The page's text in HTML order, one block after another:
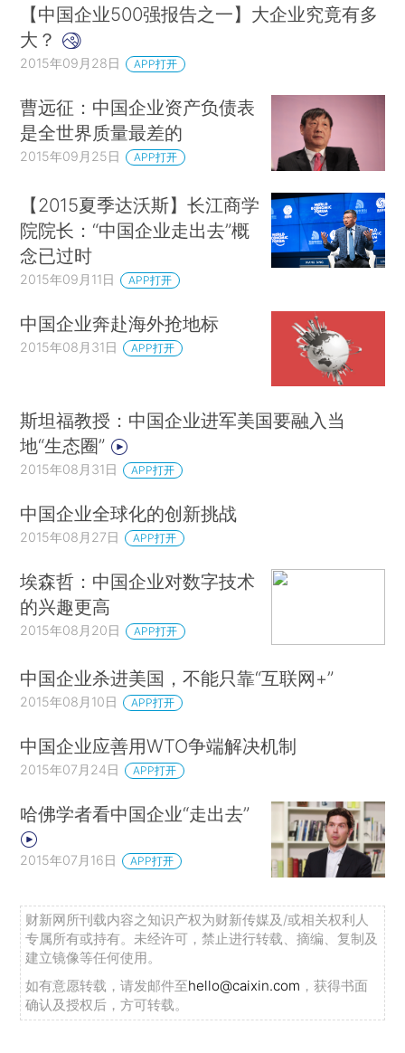
【中国企业500强报告之一】大企业究竟有多
大？
2015年09月28日 APP打开
曹远征：中国企业资产负债表
是全世界质量最差的
2015年09月25日 APP打开
【2015夏季达沃斯】长江商学
院院长：“中国企业走出去”概
念已过时
2015年09月11日 APP打开
中国企业奔赴海外抢地标
2015年08月31日 APP打开
斯坦福教授：中国企业进军美国要融入当
地“生态圈”
2015年08月31日 APP打开
中国企业全球化的创新挑战
2015年08月27日 APP打开
埃森哲：中国企业对数字技术
的兴趣更高
2015年08月20日 APP打开
中国企业杀进美国，不能只靠“互联网+”
2015年08月10日 APP打开
中国企业应善用WTO争端解决机制
2015年07月24日 APP打开
哈佛学者看中国企业“走出去”
2015年07月16日 APP打开
财新网所刊载内容之知识产权为财新传媒及/或相关权利人
专属所有或持有。未经许可，禁止进行转载、摘编、复制及
建立镜像等任何使用。
如有意愿转载，请发邮件至hello@caixin.com ，获得书面
确认及授权后，方可转载。